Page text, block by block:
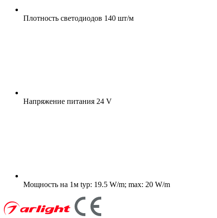
Плотность светодиодов 140 шт/м
Напряжение питания 24 V
Мощность на 1м typ: 19.5 W/m; max: 20 W/m